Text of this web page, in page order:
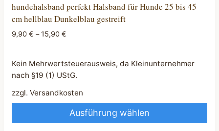
hundehalsband perfekt Halsband für Hunde 25 bis 45
cm hellblau Dunkelblau gestreift
9,90 € –15,90 €
Kein Mehrwertsteuerausweis, da Kleinunternehmer
nach §19 (1) UStG.
zzgl. Versandkosten
Ausführung wählen